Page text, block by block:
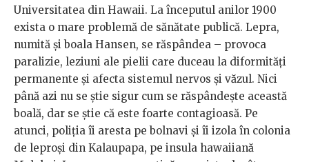
Universitatea din Hawaii. La începutul anilor 1900
exista o mare problemă de sănătate publică. Lepra,
numită și boala Hansen, se răspândea – provoca
paralizie, leziuni ale pielii care duceau la diformități
permanente și afecta sistemul nervos și văzul. Nici
până azi nu se știe sigur cum se răspândește această
boală, dar se știe că este foarte contagioasă. Pe
atunci, poliția îi aresta pe bolnavi și îi izola în colonia
de leproși din Kalaupapa, pe insula hawaiiană